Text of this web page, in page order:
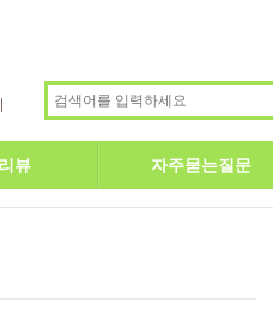
뷰 자주묻는질문